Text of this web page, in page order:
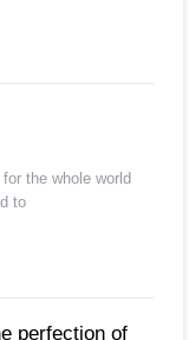
the whole world
to
perfection of